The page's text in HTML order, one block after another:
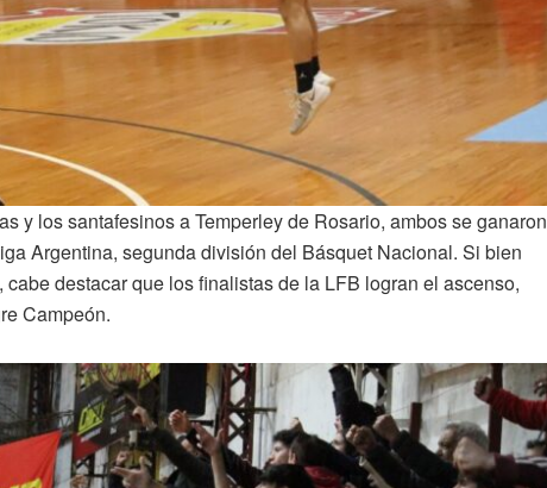
y los santafesinos a Temperley de Rosario, ambos se ganaron
Argentina, segunda división del Básquet Nacional. Si bien
destacar que los finalistas de la LFB logran el ascenso,
Campeón.